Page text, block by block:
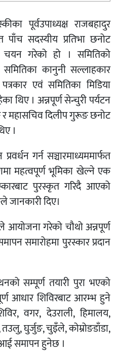
पूर्वउपाध्यक्ष राजबहादुर
सदस्यीय प्रतिभा छनोट
चयन गरेको हो । समितिको
कानुनी सल्लाहकार
पत्रकार एवं समितिका मिडिया
थिए । अन्नपूर्ण सेन्चुरी पर्यटन
महासचिव दिलीप गुरूङ छनोट
।
गर्न सञ्चारमाध्यममार्फत
महत्वपूर्ण भूमिका खेल्ने एक
पुरस्कृत गरिदै आएको
दिए।
आयोजना गरेको चौथो अन्नपूर्ण
समारोहमा पुरस्कार प्रदान
सम्पूर्ण तयारी पुरा भएको
आधार शिविरबाट आरम्भ हुने
वगर, देउराली, हिमालय,
तउलु, घुर्जुङ, चुइँले, कोम्रोङडाँडा,
आई समापन हुनेछ ।